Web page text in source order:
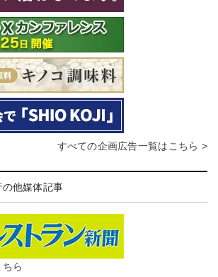
すべての企画広告一覧はこちら >
他媒体記事
ら